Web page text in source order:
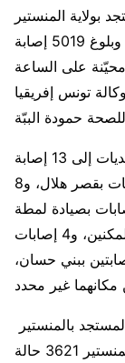
بولاية المنستير
إلى 124 وفاة بعد تسجيل حالتي وفاة جديدة، وبلوغ 5019 إصابة
محيّنة على الساعة
تونس إفريقيا
للصحة حمودة الببّة
وتوزّعت الإصابات الجديدة حسب المعتمديات إلى 13 إصابة
بالمنستير، و10 إصابات بزرمدين، و9 إصابات بقصر هلال، و8
بطبلبة، و8 إصابات بجمال، و7 إصابات بصيادة لمطة
بوحجر، و6 إصابات ببنبلة، و5 إصابات بالمكنين، و4 إصابات
ببني حسان،
مكانهما غير محدد
المستجد بالمنستير
حالة